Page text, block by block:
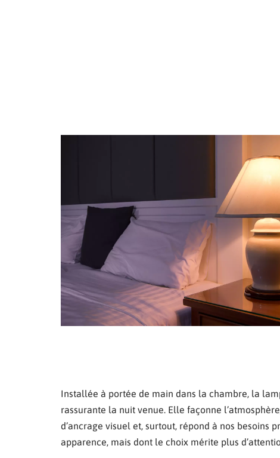
Installée à portée de main dans la chambre, la
rassurante la nuit venue. Elle façonne
d’ancrage visuel et, surtout, répond à nos besoins
apparence, mais dont le choix mérite plus